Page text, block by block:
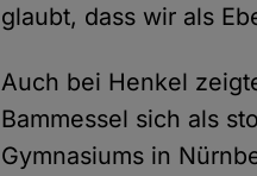
glaubt, dass wir als
Auch bei Henkel
Bammessel sich als
Gymnasiums in